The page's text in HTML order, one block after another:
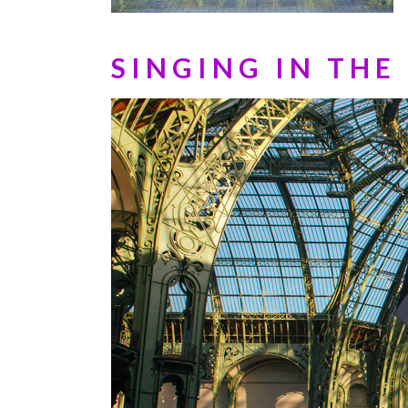
SINGING IN THE